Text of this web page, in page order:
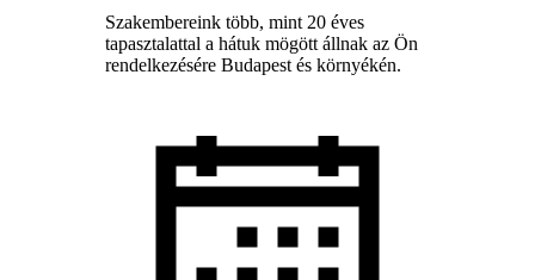
Szakembereink több, mint 20 éves
tapasztalattal a hátuk mögött állnak az Ön
rendelkezésére Budapest és környékén.